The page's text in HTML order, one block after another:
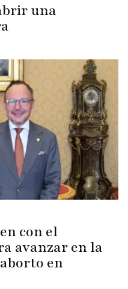
una
con el
avanzar en la
en